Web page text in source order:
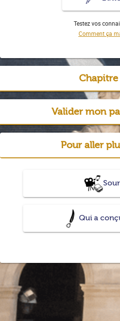
Testez vos
Comment ça
Chapitre
Valider mon
Pour aller
Qui a